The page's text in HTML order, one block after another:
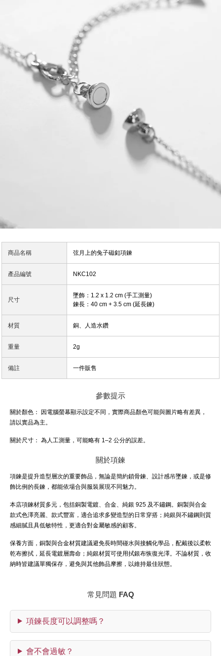
商品名稱 弦月上的兔子磁釦項鍊
產品編號 NKC102
尺寸
墜飾：1.2 x 1.2 cm (手工測量)
鍊長：40 cm + 3.5 cm (延長鍊)
材質 銅、人造水鑽
重量 2g
備註 一件販售
參數提示
關於顏色：
因電腦螢幕顯示設定不同，實際商品顏色可能與圖片略有差異，
請以實品為主。
關於尺寸： 為人工測量，可能略有 1–2 公分的誤差。
關於項鍊
項鍊是提升造型層次的重要飾品，無論是簡約鎖骨鍊、設計感吊墜鍊，或是修
飾比例的長鍊，都能依場合與服裝展現不同魅力。
本店項鍊材質多元，包括銅製電鍍、合金、純銀 925 及不鏽鋼。銅製與合金
款式色澤亮麗、款式豐富，適合追求多變造型的日常穿搭；純銀與不鏽鋼則質
感細膩且具低敏特性，更適合對金屬敏感的顧客。
保養方面，銅製與合金材質建議避免長時間碰水與接觸化學品，配戴後以柔軟
乾布擦拭，延長電鍍層壽命；純銀材質可使用拭銀布恢復光澤。不論材質，收
納時皆建議單獨保存，避免與其他飾品摩擦，以維持最佳狀態。
常見問題 FAQ
項鍊長度可以調整嗎？
會不會過敏？